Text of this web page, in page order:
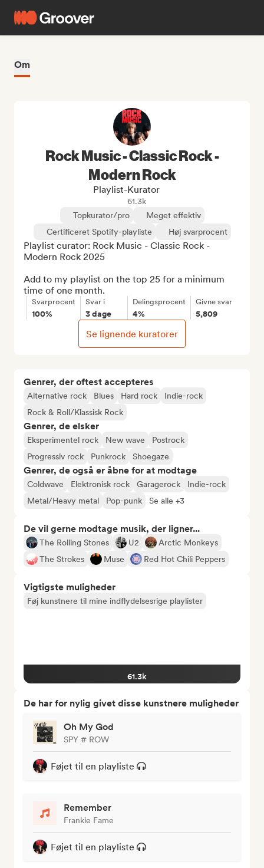
Om
Genrer, der oftest accepteres
Alternative rock Blues Hard rock
Indie-rock
Rock & Roll/Klassisk Rock
Genrer, de elsker
Eksperimentel rock New wave
Postrock
Progressiv rock
Punkrock Shoegaze
Genrer, de også er åbne for at modtage
Coldwave Elektronisk rock Garagerock
Indie-rock
Metal/Heavy metal
Pop-punk Se alle +3
De vil gerne modtage musik, der ligner...
The Rolling Stones U2
Arctic Monkeys
The Strokes
Muse Red Hot Chili Peppers
Vigtigste muligheder
Føj kunstnere til mine indflydelsesrige playlister
61.3k
De har for nylig givet disse kunstnere muligheder
Oh My God
SPY # ROW
Føjet til en playliste
Remember
Frankie Fame
Føjet til en playliste
Rock Music - Classic Rock -
Modern Rock
Playlist-Kurator
61.3k
Topkurator/pro
Meget effektiv
Certificeret Spotify-playliste
Høj svarprocent
Playlist curator: Rock Music - Classic Rock -
Modern Rock 2025
Add to my playlist on the top 25 for a minimum
time of one month.
Svarprocent
100%
Svar i
3 dage
Delingsprocent
4%
Givne svar
5,809
Se lignende kuratorer